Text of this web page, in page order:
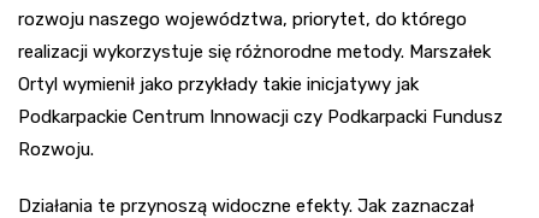
rozwoju naszego województwa, priorytet, do którego
realizacji wykorzystuje się różnorodne metody. Marszałek
Ortyl wymienił jako przykłady takie inicjatywy jak
Podkarpackie Centrum Innowacji czy Podkarpacki Fundusz
Rozwoju.
Działania te przynoszą widoczne efekty. Jak zaznaczał